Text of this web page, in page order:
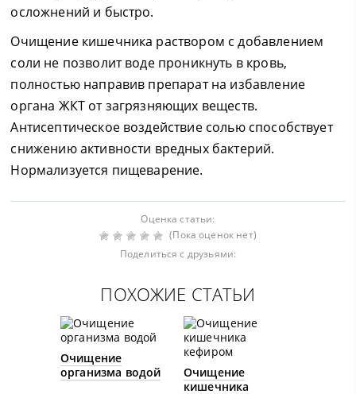
осложнений и быстро.
Очищение кишечника раствором с добавлением
соли не позволит воде проникнуть в кровь,
полностью направив препарат на избавление
органа ЖКТ от загрязняющих веществ.
Антисептическое воздействие солью способствует
снижению активности вредных бактерий.
Нормализуется пищеварение.
Оценка статьи:
(Пока оценок нет)
Поделиться с друзьями:
ПОХОЖИЕ СТАТЬИ
Очищение
организма водой
Очищение
кишечника